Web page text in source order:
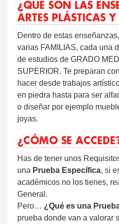
¿QUÉ SON LAS
ARTES PLÁSTICAS
Dentro de estas
varias FAMILIAS, cada una
de estudios de GRADO
SUPERIOR. Te preparan
hacer desde trabajos
en piedra hasta para ser
o diseñar por ejemplo
joyas.
¿CÓMO SE
Has de tener unos
una Prueba Específica, si
académicos no los tienes,
General.
Pero… ¿Qué es una
prueba donde van a valorar